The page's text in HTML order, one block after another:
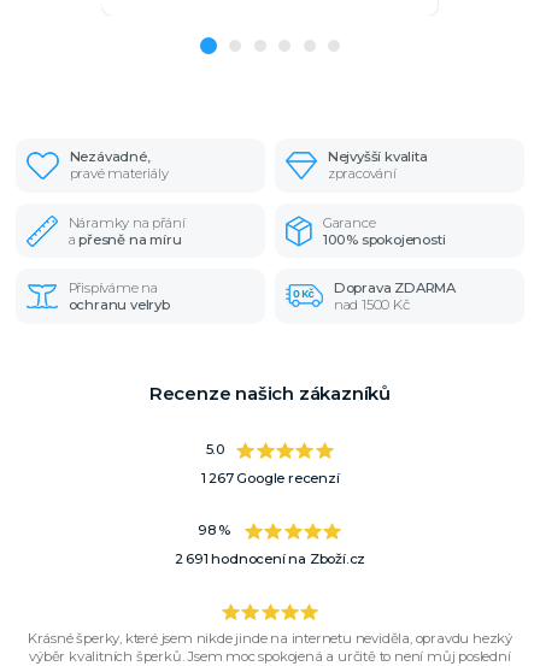
Nezávadné,
pravé materiály
Nejvyšší kvalita
zpracování
Náramky na přání
apřesně na míru
Garance
100% spokojenosti
Přispíváme na
ochranu velryb
Doprava ZDARMA
nad 1500 Kč
Recenze našich zákazníků
5.0
1 267 Google recenzí
98 %
2 691 hodnocení na Zboží.cz
Krásné šperky, které jsem nikde jinde na internetu neviděla, opravdu hezký
výběr kvalitních šperků. Jsem moc spokojená a určitě to není můj poslední